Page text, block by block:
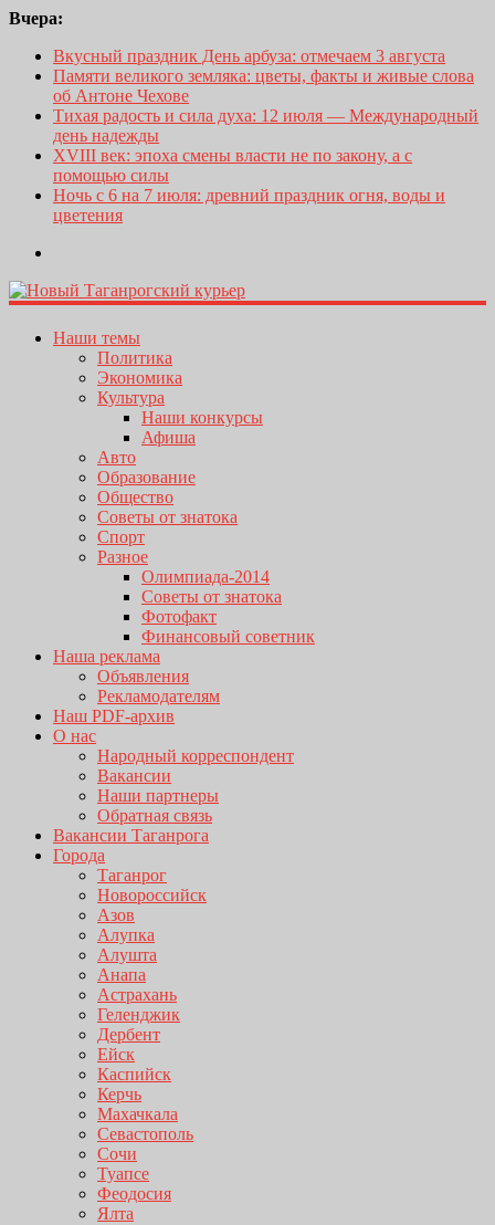
Вчера:
Вкусный праздник День арбуза: отмечаем 3 августа
Памяти великого земляка: цветы, факты и живые слова
об Антоне Чехове
Тихая радость и сила духа: 12 июля — Международный
день надежды
XVIII век: эпоха смены власти не по закону, а с
помощью силы
Ночь с 6 на 7 июля: древний праздник огня, воды и
цветения
Наши темы
Политика
Экономика
Культура
Наши конкурсы
Афиша
Авто
Образование
Общество
Советы от знатока
Спорт
Разное
Олимпиада-2014
Советы от знатока
Фотофакт
Финансовый советник
Наша реклама
Объявления
Рекламодателям
Наш PDF-архив
О нас
Народный корреспондент
Вакансии
Наши партнеры
Обратная связь
Вакансии Таганрога
Города
Таганрог
Новороссийск
Азов
Алупка
Алушта
Анапа
Астрахань
Геленджик
Дербент
Ейск
Каспийск
Керчь
Махачкала
Севастополь
Сочи
Туапсе
Феодосия
Ялта